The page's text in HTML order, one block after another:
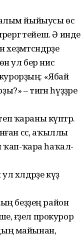
йыйыусы өс
тейеш. Ә инде
ул бер нисә
«Ябай
– тигән һүҙҙәре
ҡараны күптәр.
сәс, аҡыллы
ҡара һаҡал-
хәлдәрҙе күҙ
беҙҙең район
ғәҙел прокурор
майынан,